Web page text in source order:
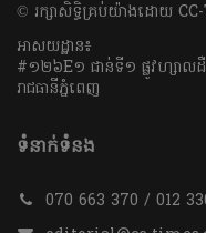
​© រក្សា​សិទ្ធិ​គ្រប់​យ៉ាង​ដោយ​
អាសយដ្ឋាន៖
#១២៦E១ ជាន់ទី១ ផ្លូវហ្សាល
រាជធានីភ្នំពេញ
ទំនាក់ទំនង
070 663 370 / 012